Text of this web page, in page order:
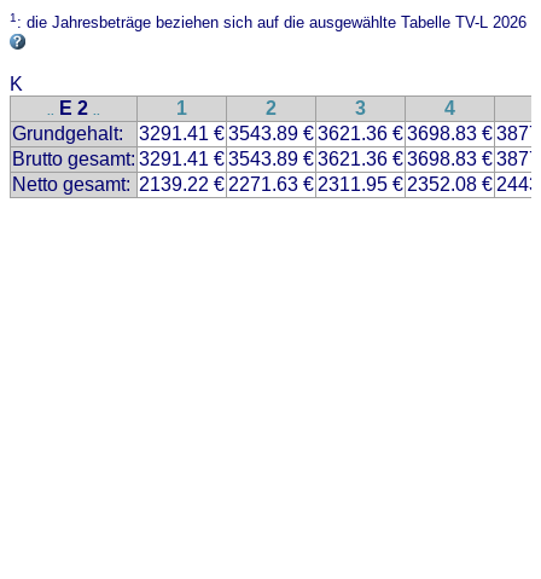
1: die Jahresbeträge beziehen sich auf die ausgewählte Tabelle TV-L 2026
K
.. E 2 .. 1 2 3 4
Grundgehalt:
3291.41 €3543.89 €3621.36 €3698.83 €
Brutto gesamt: 3291.41 €3543.89 €3621.36 €3698.83 €
Netto gesamt: 2139.22 € 2271.63 € 2311.95 € 2352.08 €